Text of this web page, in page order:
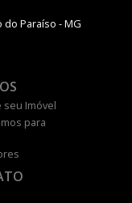
do Paraíso - MG
seu Imóvel
para